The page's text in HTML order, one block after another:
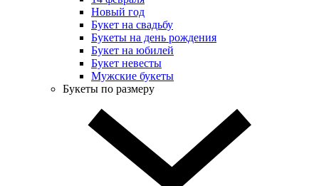
Новый год
Букет на свадьбу
Букеты на день рождения
Букет на юбилей
Букет невесты
Мужские букеты
Букеты по размеру